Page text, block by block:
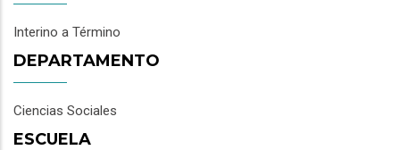
Interino a Término
DEPARTAMENTO
Ciencias Sociales
ESCUELA